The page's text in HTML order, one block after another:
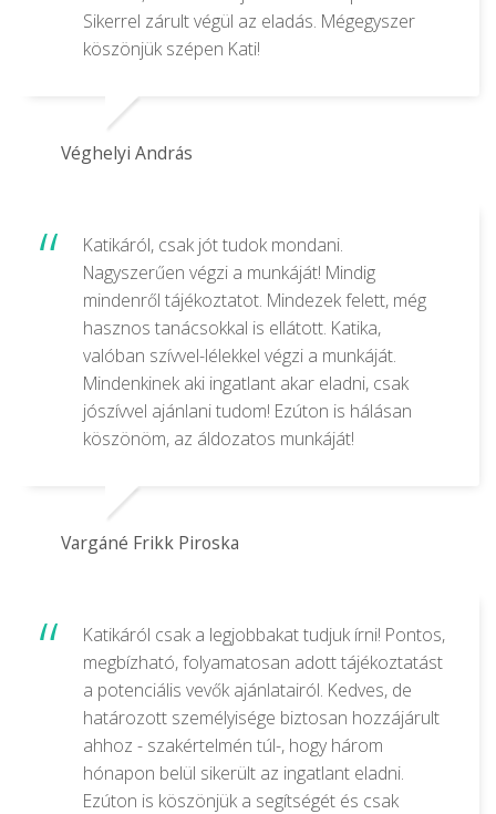
Sikerrel zárult végül az eladás. Mégegyszer
köszönjük szépen Kati!
Véghelyi András
Katikáról, csak jót tudok mondani.
Nagyszerűen végzi a munkáját! Mindig
mindenről tájékoztatot. Mindezek felett, még
hasznos tanácsokkal is ellátott. Katika,
valóban szívvel-lélekkel végzi a munkáját.
Mindenkinek aki ingatlant akar eladni, csak
jószívvel ajánlani tudom! Ezúton is hálásan
köszönöm, az áldozatos munkáját!
Vargáné Frikk Piroska
Katikáról csak a legjobbakat tudjuk írni! Pontos,
megbízható, folyamatosan adott tájékoztatást
a potenciális vevők ajánlatairól. Kedves, de
határozott személyisége biztosan hozzájárult
ahhoz - szakértelmén túl-, hogy három
hónapon belül sikerült az ingatlant eladni.
Ezúton is köszönjük a segítségét és csak